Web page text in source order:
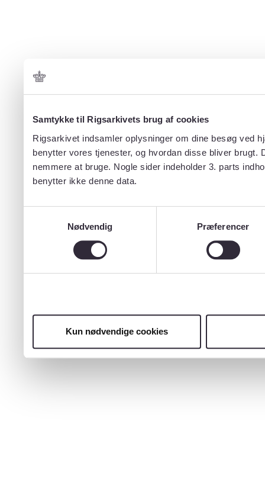
Samtykke til Rigsarkivets brug af cookies
Rigsarkivet indsamler oplysninger om dine besøg ved
benytter vores tjenester, og hvordan disse bliver
nemmere at bruge. Nogle sider indeholder 3. parts
benytter ikke denne data.
Nødvendig
Præferencer
Kun nødvendige cookies